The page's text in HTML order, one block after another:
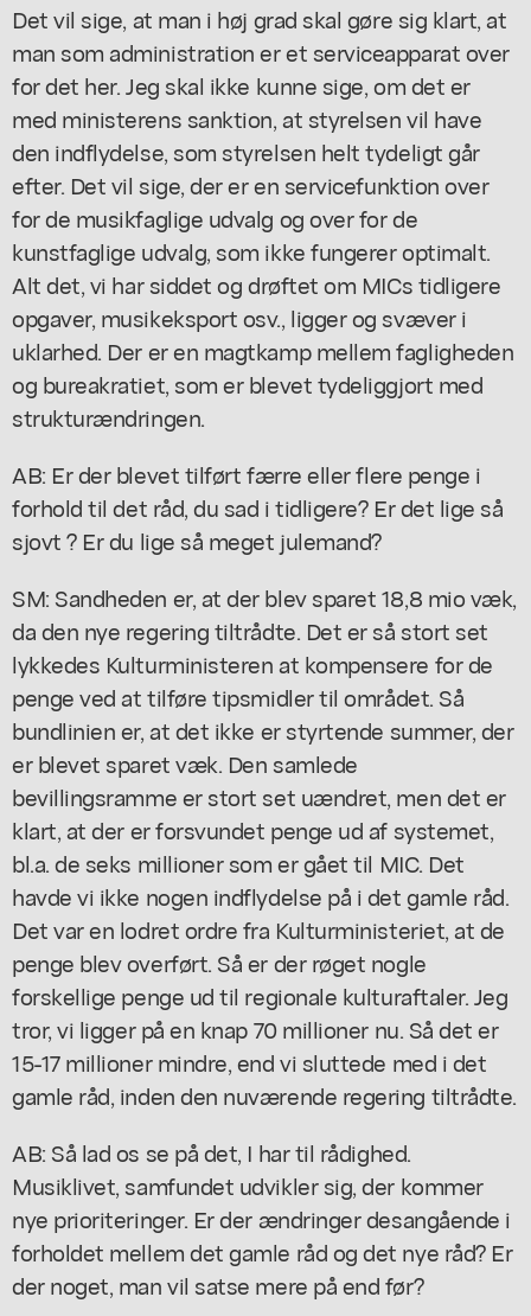
Det vil sige, at man i høj grad skal gøre sig klart, at
man som administration er et serviceapparat over
for det her. Jeg skal ikke kunne sige, om det er
med ministerens sanktion, at styrelsen vil have
den indflydelse, som styrelsen helt tydeligt går
efter. Det vil sige, der er en servicefunktion over
for de musikfaglige udvalg og over for de
kunstfaglige udvalg, som ikke fungerer optimalt.
Alt det, vi har siddet og drøftet om MICs tidligere
opgaver, musikeksport osv., ligger og svæver i
uklarhed. Der er en magtkamp mellem fagligheden
og bureakratiet, som er blevet tydeliggjort med
strukturændringen.
AB: Er der blevet tilført færre eller flere penge i
forhold til det råd, du sad i tidligere? Er det lige så
sjovt ? Er du lige så meget julemand?
SM: Sandheden er, at der blev sparet 18,8 mio væk,
da den nye regering tiltrådte. Det er så stort set
lykkedes Kulturministeren at kompensere for de
penge ved at tilføre tipsmidler til området. Så
bundlinien er, at det ikke er styrtende summer, der
er blevet sparet væk. Den samlede
bevillingsramme er stort set uændret, men det er
klart, at der er forsvundet penge ud af systemet,
bl.a. de seks millioner som er gået til MIC. Det
havde vi ikke nogen indflydelse på i det gamle råd.
Det var en lodret ordre fra Kulturministeriet, at de
penge blev overført. Så er der røget nogle
forskellige penge ud til regionale kulturaftaler. Jeg
tror, vi ligger på en knap 70 millioner nu. Så det er
15-17 millioner mindre, end vi sluttede med i det
gamle råd, inden den nuværende regering tiltrådte.
AB: Så lad os se på det, I har til rådighed.
Musiklivet, samfundet udvikler sig, der kommer
nye prioriteringer. Er der ændringer desangående i
forholdet mellem det gamle råd og det nye råd? Er
der noget, man vil satse mere på end før?